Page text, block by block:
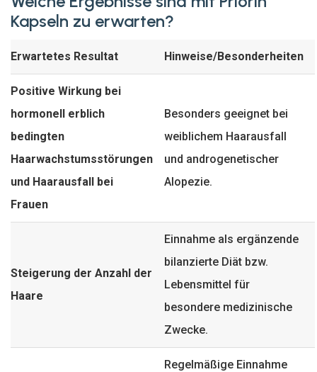
Kapseln zu erwarten?
Erwartetes Resultat Hinweise/Besonderheiten
Positive Wirkung bei
hormonell erblich
bedingten
Haarwachstumsstörungen
und Haarausfall bei
Frauen
Besonders geeignet bei
weiblichem Haarausfall
und androgenetischer
Alopezie.
Steigerung der Anzahl der
Haare
Einnahme als ergänzende
bilanzierte Diät bzw.
Lebensmittel für
besondere medizinische
Zwecke.
Regelmäßige Einnahme